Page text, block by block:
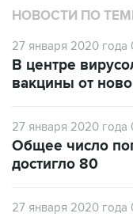
НОВОСТИ ПО
27 января 2020 года
В центре
вакцины от
27 января 2020 года
Общее число
достигло 80
27 января 2020 года